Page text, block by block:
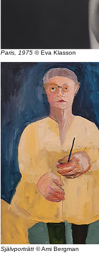
Paris, 1975 © Eva Klasson
Självporträtt © Ami Bergman